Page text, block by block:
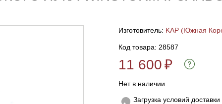
Изготовитель: KAP (Южная
Код товара: 28587
11 600₽
Нет в наличии
Загрузка условий доставки